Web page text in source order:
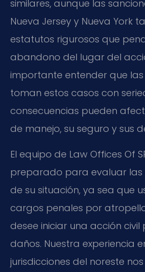
similares, aunque las
Nueva Jersey y Nueva York
estatutos rigurosos que
abandono del lugar del
importante entender que
toman estos casos con
consecuencias pueden
de manejo, su seguro y sus
El equipo de Law Offices Of
preparado para evaluar las
de su situación, ya sea que
cargos penales por
desee iniciar una acción
daños. Nuestra experiencia
jurisdicciones del noreste